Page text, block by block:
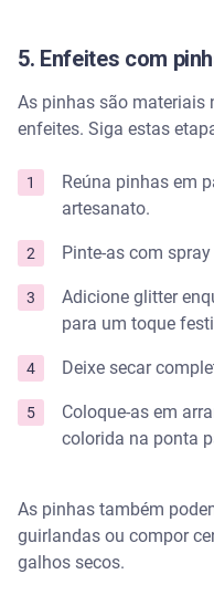
5. Enfeites com
As pinhas são materiais
enfeites. Siga estas
Reúna pinhas em
artesanato.
Pinte-as com
Adicione glitter
para um toque
Deixe secar
Coloque-as em
colorida na ponta
As pinhas também
guirlandas ou compor
galhos secos.